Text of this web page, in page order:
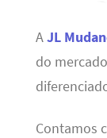
AJL
do
Contamos